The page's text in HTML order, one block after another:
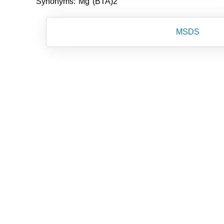
MSDS